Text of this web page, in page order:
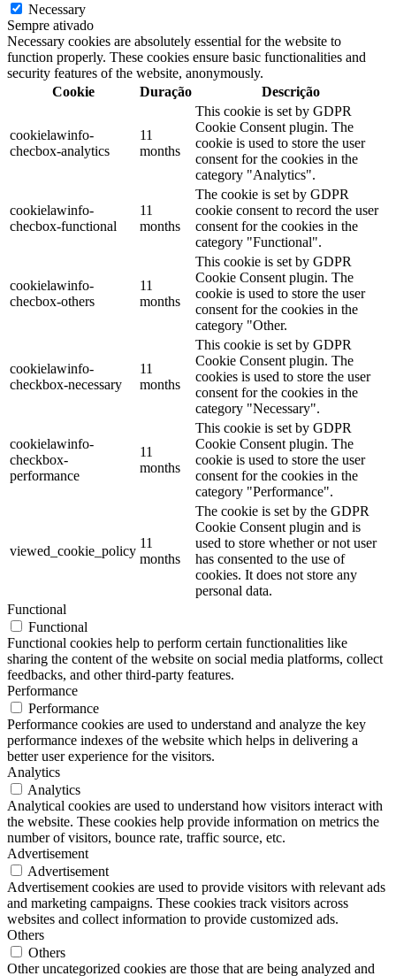
Necessary
Sempre ativado
Necessary cookies are absolutely essential for the website to
function properly. These cookies ensure basic functionalities and
security features of the website, anonymously.
Cookie
Duração Descrição
cookielawinfo-
checbox-analytics
11
months
This cookie is set by GDPR
Cookie Consent plugin. The
cookie is used to store the user
consent for the cookies in the
category "Analytics".
cookielawinfo-
checbox-functional
11
months
The cookie is set by GDPR
cookie consent to record the user
consent for the cookies in the
category "Functional".
cookielawinfo-
checbox-others
11
months
This cookie is set by GDPR
Cookie Consent plugin. The
cookie is used to store the user
consent for the cookies in the
category "Other.
cookielawinfo-
checkbox-necessary
11
months
This cookie is set by GDPR
Cookie Consent plugin. The
cookies is used to store the user
consent for the cookies in the
category "Necessary".
cookielawinfo-
checkbox-
performance
11
months
This cookie is set by GDPR
Cookie Consent plugin. The
cookie is used to store the user
consent for the cookies in the
category "Performance".
viewed_cookie_policy
11
months
The cookie is set by the GDPR
Cookie Consent plugin and is
used to store whether or not user
has consented to the use of
cookies. It does not store any
personal data.
Functional
Functional
Functional cookies help to perform certain functionalities like
sharing the content of the website on social media platforms, collect
feedbacks, and other third-party features.
Performance
Performance
Performance cookies are used to understand and analyze the key
performance indexes of the website which helps in delivering a
better user experience for the visitors.
Analytics
Analytics
Analytical cookies are used to understand how visitors interact with
the website. These cookies help provide information on metrics the
number of visitors, bounce rate, traffic source, etc.
Advertisement
Advertisement
Advertisement cookies are used to provide visitors with relevant ads
and marketing campaigns. These cookies track visitors across
websites and collect information to provide customized ads.
Others
Others
Other uncategorized cookies are those that are being analyzed and